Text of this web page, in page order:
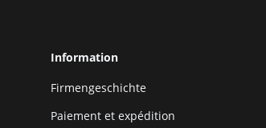
Information
Firmengeschichte
Paiement et expédition